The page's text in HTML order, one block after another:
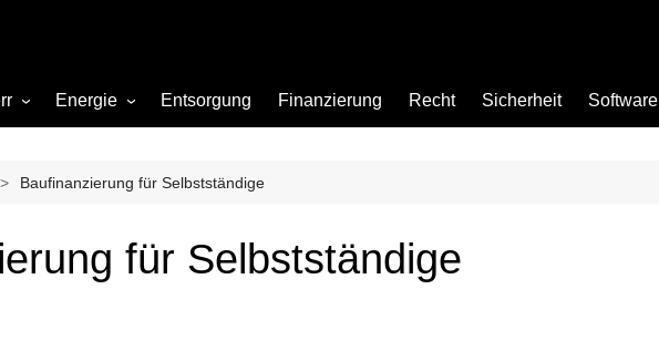
Büro
Energie
Gas
Entsorgung Finanzierung Recht Sicherheit Software
Baufinanzierung für Selbstständige
für Selbstständige